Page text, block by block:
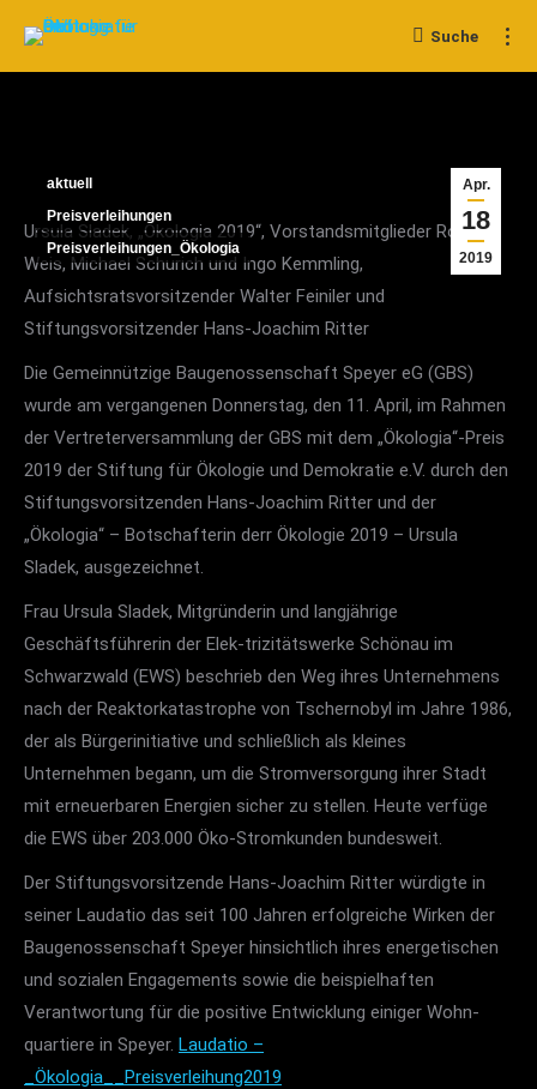
Search:
Suche
Apr.
18
2019
aktuell
Preisverleihungen
Preisverleihungen_Ökologia
Ursula Sladek, „Ökologia 2019“, Vorstandsmitglieder Rolf S.
Weis, Michael Schurich und Ingo Kemmling,
Aufsichtsratsvorsitzender Walter Feiniler und
Stiftungsvorsitzender Hans-Joachim Ritter
Die Gemeinnützige Baugenossenschaft Speyer eG (GBS)
wurde am vergangenen Donnerstag, den 11. April, im Rahmen
der Vertreterversammlung der GBS mit dem „Ökologia“-Preis
2019 der Stiftung für Ökologie und Demokratie e.V. durch den
Stiftungsvorsitzenden Hans-Joachim Ritter und der
„Ökologia“ – Botschafterin derr Ökologie 2019 – Ursula
Sladek, ausgezeichnet.
Frau Ursula Sladek, Mitgründerin und langjährige
Geschäftsführerin der Elek-trizitätswerke Schönau im
Schwarzwald (EWS) beschrieb den Weg ihres Unternehmens
nach der Reaktorkatastrophe von Tschernobyl im Jahre 1986,
der als Bürgerinitiative und schließlich als kleines
Unternehmen begann, um die Stromversorgung ihrer Stadt
mit erneuerbaren Energien sicher zu stellen. Heute verfüge
die EWS über 203.000 Öko-Stromkunden bundesweit.
Der Stiftungsvorsitzende Hans-Joachim Ritter würdigte in
seiner Laudatio das seit 100 Jahren erfolgreiche Wirken der
Baugenossenschaft Speyer hinsichtlich ihres energetischen
und sozialen Engagements sowie die beispielhaften
Verantwortung für die positive Entwicklung einiger Wohn-
quartiere in Speyer. Laudatio –
_Ökologia__Preisverleihung2019